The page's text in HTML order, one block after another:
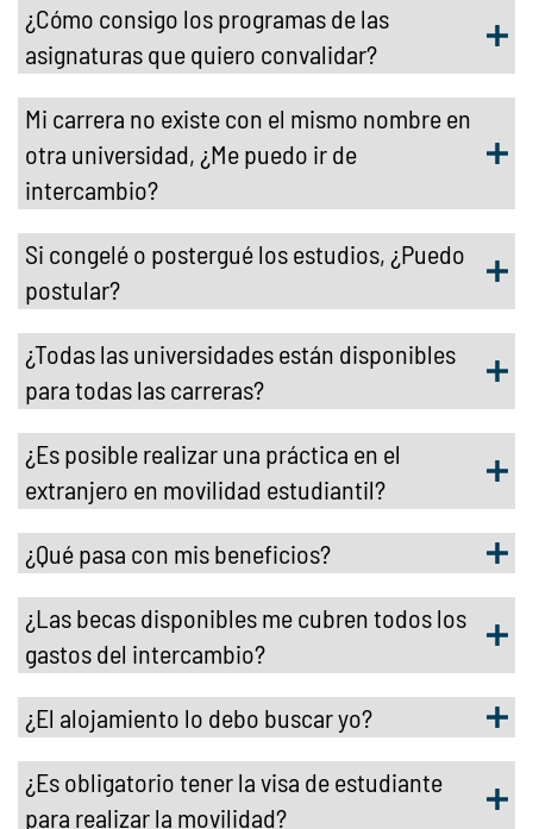
¿Cómo consigo los programas de las
asignaturas que quiero convalidar?
Mi carrera no existe con el mismo nombre en
otra universidad, ¿Me puedo ir de
intercambio?
Si congelé o postergué los estudios, ¿Puedo
postular?
¿Todas las universidades están disponibles
para todas las carreras?
¿Es posible realizar una práctica en el
extranjero en movilidad estudiantil?
¿Qué pasa con mis beneficios?
¿Las becas disponibles me cubren todos los
gastos del intercambio?
¿El alojamiento lo debo buscar yo?
¿Es obligatorio tener la visa de estudiante
para realizar la movilidad?